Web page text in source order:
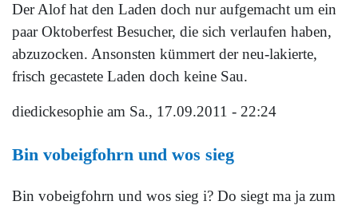
Der Alof hat den Laden doch nur aufgemacht um ein
paar Oktoberfest Besucher, die sich verlaufen haben,
abzuzocken. Ansonsten kümmert der neu-lakierte,
frisch gecastete Laden doch keine Sau.
diedickesophie am Sa., 17.09.2011 - 22:24
Bin vobeigfohrn und wos sieg
Bin vobeigfohrn und wos sieg i? Do siegt ma ja zum